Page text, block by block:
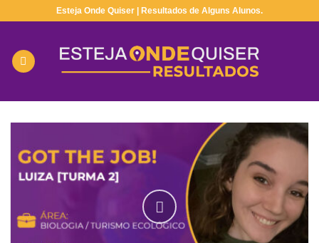
Esteja Onde Quiser | Resultados de Alguns Alunos.